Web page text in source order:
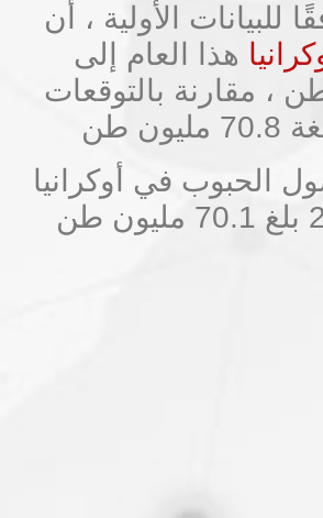
للبيانات الأولية ، أن
هذا العام إلى
طن ، مقارنة بالتوقعات
الحبوب في أوكرانيا
في عام 2018 بلغ 70.1 مليون طن